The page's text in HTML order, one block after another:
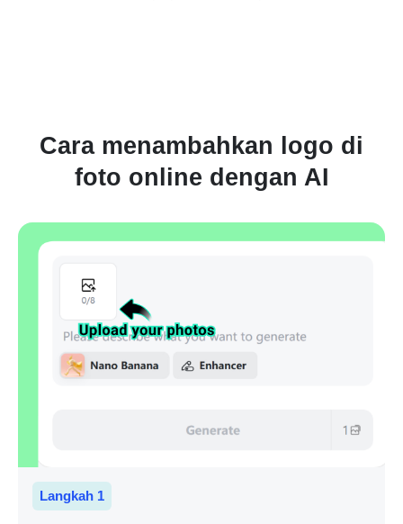
Cara menambahkan logo di
foto online dengan AI
Langkah 1